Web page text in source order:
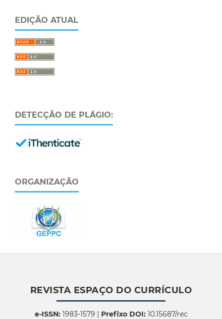
EDIÇÃO ATUAL
DETECÇÃO DE PLÁGIO:
ORGANIZAÇÃO
REVISTA ESPAÇO DO CURRÍCULO
e-ISSN:1983-1579 | Prefixo DOI:10.15687/rec